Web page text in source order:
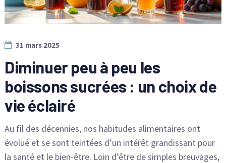
31 mars 2025
Diminuer peu à peu les
boissons sucrées : un choix de
vie éclairé
Au fil des décennies, nos habitudes alimentaires ont
évolué et se sont teintées d’un intérêt grandissant pour
la santé et le bien-être. Loin d’être de simples breuvages,